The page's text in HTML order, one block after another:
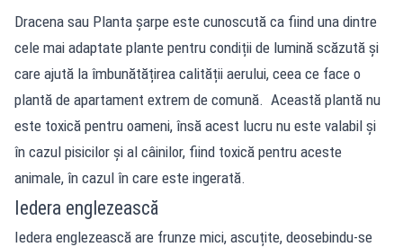
Dracena sau Planta șarpe este cunoscută ca fiind una dintre
cele mai adaptate plante pentru condiții de lumină scăzută și
care ajută la îmbunătățirea calității aerului, ceea ce face o
plantă de apartament extrem de comună. Această plantă nu
este toxică pentru oameni, însă acest lucru nu este valabil și
în cazul pisicilor și al câinilor, fiind toxică pentru aceste
animale, în cazul în care este ingerată.
Iedera englezească
Iedera englezească are frunze mici, ascuțite, deosebindu-se